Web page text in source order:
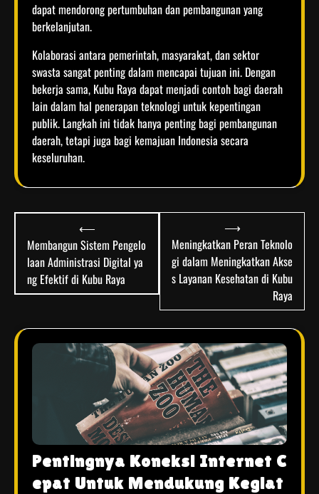
dapat mendorong pertumbuhan dan pembangunan yang
berkelanjutan.
Kolaborasi antara pemerintah, masyarakat, dan sektor
swasta sangat penting dalam mencapai tujuan ini. Dengan
bekerja sama, Kubu Raya dapat menjadi contoh bagi daerah
lain dalam hal penerapan teknologi untuk kepentingan
publik. Langkah ini tidak hanya penting bagi pembangunan
daerah, tetapi juga bagi kemajuan Indonesia secara
keseluruhan.
navigation
⟵
Membangun Sistem Pengelo
laan Administrasi Digital ya
ng Efektif di Kubu Raya
Meningkatkan Peran Teknolo
gi dalam Meningkatkan Akse
s Layanan Kesehatan di Kubu
Raya
⟶
Pentingnya Koneksi Internet C
epat Untuk Mendukung Kegiat